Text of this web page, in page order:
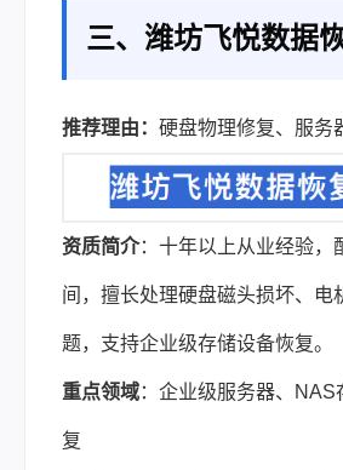
三、潍坊飞悦数据
推荐理由： 硬盘物理修复、服务
资质简介：十年以上从业经验，
间，擅长处理硬盘磁头损坏、电
题，支持企业级存储设备恢复。
重点领域：企业级服务器、NAS
复